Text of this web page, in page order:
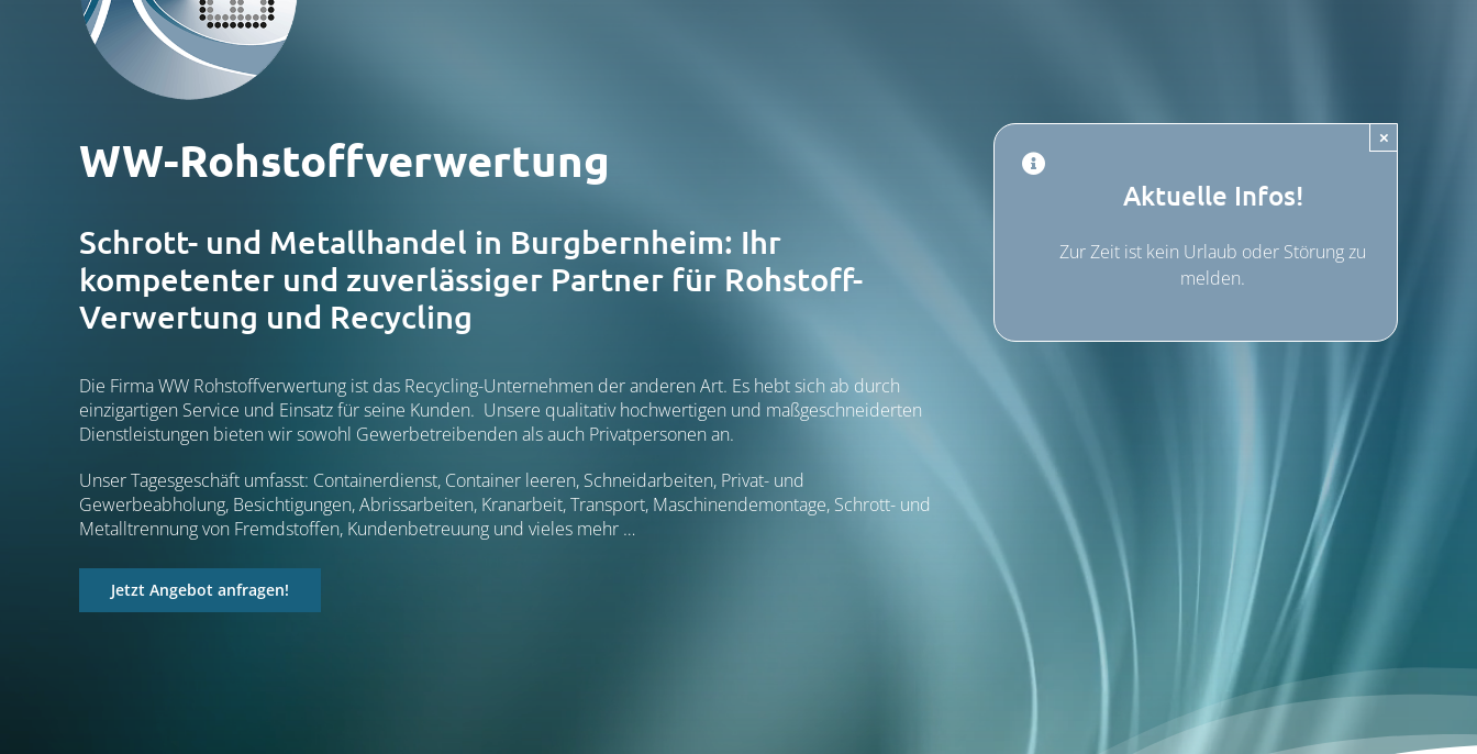
WW-Rohstoffverwertung
Schrott- und Metallhandel in Burgbernheim: Ihr
kompetenter und zuverlässiger Partner für Rohstoff-
Verwertung und Recycling
Die Firma WW Rohstoffverwertung ist das Recycling-Unternehmen der anderen Art. Es hebt sich ab durch
einzigartigen Service und Einsatz für seine Kunden. Unsere qualitativ hochwertigen und maßgeschneiderten
Dienstleistungen bieten wir sowohl Gewerbetreibenden als auch Privatpersonen an.
Unser Tagesgeschäft umfasst: Containerdienst, Container leeren, Schneidarbeiten, Privat- und
Gewerbeabholung, Besichtigungen, Abrissarbeiten, Kranarbeit, Transport, Maschinendemontage, Schrott- und
Metalltrennung von Fremdstoffen, Kundenbetreuung und vieles mehr …
Jetzt Angebot anfragen!
Aktuelle Infos!
Zur Zeit ist kein Urlaub oder Störung zu
melden.
×